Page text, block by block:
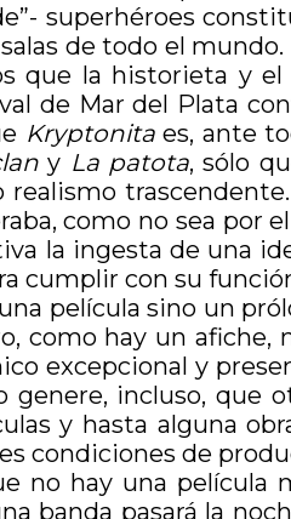
superhéroes
de todo el mundo.
que la historieta y el
de Mar del Plata
Kryptonitaes, ante
y La patota, sólo
como no sea por
la ingesta de una
cumplir con su
película sino un
como hay un afiche,
excepcional y
genere, incluso, que
y hasta alguna
condiciones de
no hay una película
banda pasará la